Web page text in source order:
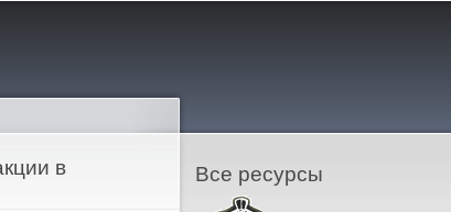
в
Все ресурсы